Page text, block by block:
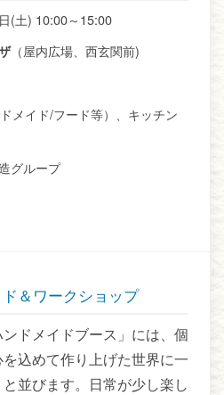
(土) 10:00～15:00
（屋内広場、西玄関前)
メイド/フード等）、キッチン
グループ
＆ワークショップ
ドメイドブース」には、個
込めて作り上げた世界に一
並びます。日常が少し楽し